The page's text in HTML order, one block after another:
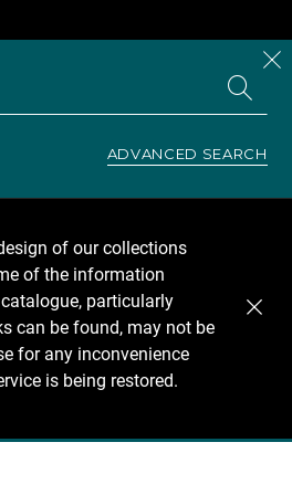
ADVANCED SEARCH
of our collections
of the information
particularly
can be found, may not be
for any inconvenience
is being restored.